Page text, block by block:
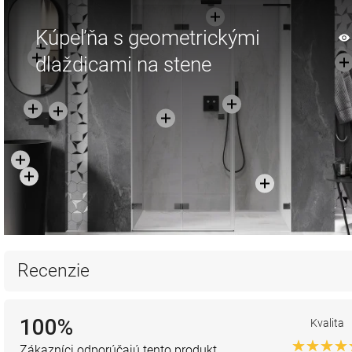
Kúpeľňa s geometrickými
dlaždicami na stene
Recenzie
100% Kvalita